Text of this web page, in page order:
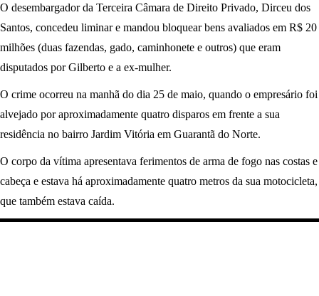
O desembargador da Terceira Câmara de Direito Privado, Dirceu dos
Santos, concedeu liminar e mandou bloquear bens avaliados em R$ 20
milhões (duas fazendas, gado, caminhonete e outros) que eram
disputados por Gilberto e a ex-mulher.
O crime ocorreu na manhã do dia 25 de maio, quando o empresário foi
alvejado por aproximadamente quatro disparos em frente a sua
residência no bairro Jardim Vitória em Guarantã do Norte.
O corpo da vítima apresentava ferimentos de arma de fogo nas costas e
cabeça e estava há aproximadamente quatro metros da sua motocicleta,
que também estava caída.